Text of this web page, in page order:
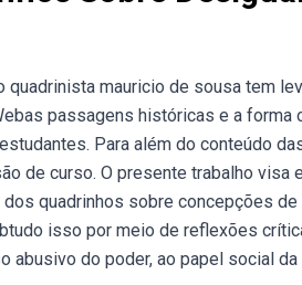
mauricio de sousa tem
passagens históricas e a
Para além do conteúdo
de curso. O presente trabalho
quadrinhos sobre concepções
isso por meio de reflexões
do poder, ao papel social da